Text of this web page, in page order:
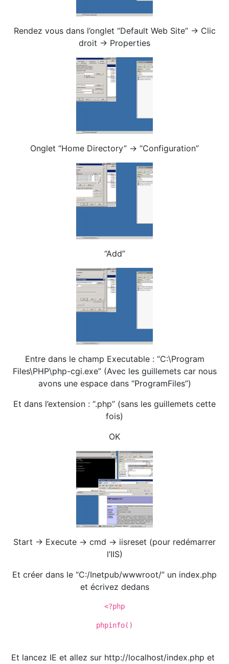
Rendez vous dans l’onglet “Default Web Site” -> Clic
droit -> Properties
Onglet “Home Directory” -> “Configuration”
“Add”
Entre dans le champ Executable : “C:\Program
Files\PHP\php-cgi.exe” (Avec les guillemets car nous
avons une espace dans “ProgramFiles”)
Et dans l’extension : “.php” (sans les guillemets cette
fois)
OK
Start -> Execute -> cmd -> iisreset (pour redémarrer
l’IIS)
Et créer dans le “C:/Inetpub/wwwroot/” un index.php
et écrivez dedans
<?php
phpinfo()
Et lancez IE et allez sur http://localhost/index.php et